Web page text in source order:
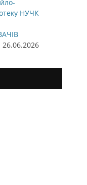
НУЧК
26.06.2026